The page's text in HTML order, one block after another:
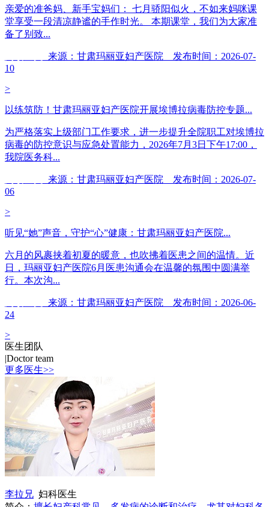
亲爱的准爸妈、新手宝妈们： 七月骄阳似火，不如来妈咪课
堂享受一段清凉静谧的手作时光。 本期课堂，我们为大家准
备了别致...
来源：甘肃玛丽亚妇产医院 发布时间：2026-07-
10
>
以练筑防！甘肃玛丽亚妇产医院开展埃博拉病毒防控专题...
为严格落实上级部门工作要求，进一步提升全院职工对埃博拉
病毒的防控意识与应急处置能力，2026年7月3日下午17:00，
我院医务科...
来源：甘肃玛丽亚妇产医院 发布时间：2026-07-
06
>
听见“她”声音，守护“心”健康：甘肃玛丽亚妇产医院...
六月的风裹挟着初夏的暖意，也吹拂着医患之间的温情。近
日，玛丽亚妇产医院6月医患沟通会在温馨的氛围中圆满举
行。本次沟...
来源：甘肃玛丽亚妇产医院 发布时间：2026-06-
24
>
医生团队
|Doctor team
更多医生>>
李拉兄 妇科医生